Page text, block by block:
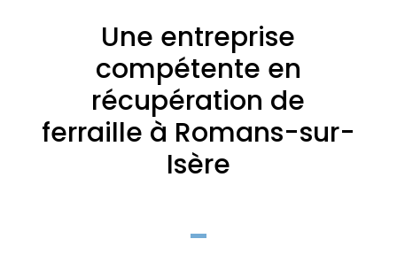
Une entreprise
compétente en
récupération de
ferraille à Romans-sur-
Isère